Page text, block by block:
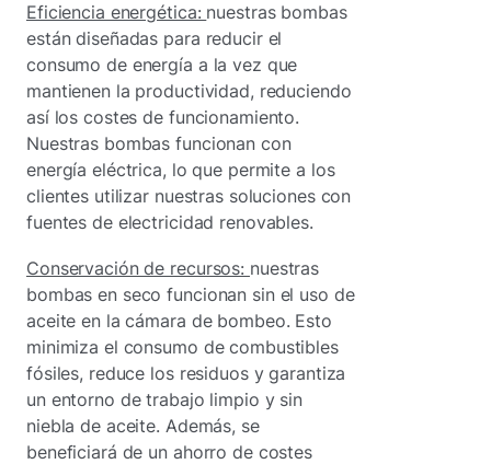
Eficiencia energética: nuestras bombas
están diseñadas para reducir el
consumo de energía a la vez que
mantienen la productividad, reduciendo
así los costes de funcionamiento.
Nuestras bombas funcionan con
energía eléctrica, lo que permite a los
clientes utilizar nuestras soluciones con
fuentes de electricidad renovables.
Conservación de recursos: nuestras
bombas en seco funcionan sin el uso de
aceite en la cámara de bombeo. Esto
minimiza el consumo de combustibles
fósiles, reduce los residuos y garantiza
un entorno de trabajo limpio y sin
niebla de aceite. Además, se
beneficiará de un ahorro de costes